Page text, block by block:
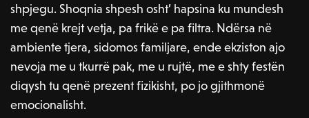
shpjegu. Shoqnia shpesh osht’ hapsina ku mundesh
me qenë krejt vetja, pa frikë e pa filtra. Ndërsa në
ambiente tjera, sidomos familjare, ende ekziston ajo
nevoja me u tkurrë pak, me u rujtë, me e shty festën
diqysh tu qenë prezent fizikisht, po jo gjithmonë
emocionalisht.